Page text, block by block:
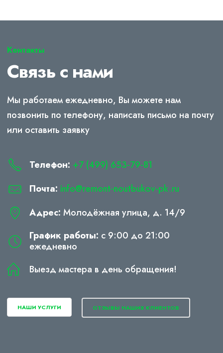
Контакты
Связь с нами
Мы работаем ежедневно, Вы можете нам
позвонить по телефону, написать письмо на почту
или оставить заявку
Телефон: +7 (499) 653-79-81
Почта: info@remont-noutbukov-pk.ru
Адрес: Молодёжная улица, д. 14/9
График работы: с 9:00 до 21:00
ежедневно
Выезд мастера в день обращения!
НАШИ УСЛУГИ ОТЗЫВЫ НАШИХ КЛИЕНТОВ